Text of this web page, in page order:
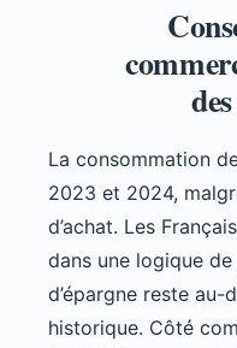
La consommation
2023 et 2024,
d’achat. Les
dans une logique
d’épargne reste au-
historique. Côté